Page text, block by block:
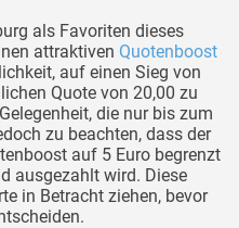
als Favoriten dieses
attraktiven Quotenboost
auf einen Sieg von
Quote von 20,00 zu
die nur bis zum
zu beachten, dass der
auf 5 Euro begrenzt
ausgezahlt wird. Diese
in Betracht ziehen, bevor